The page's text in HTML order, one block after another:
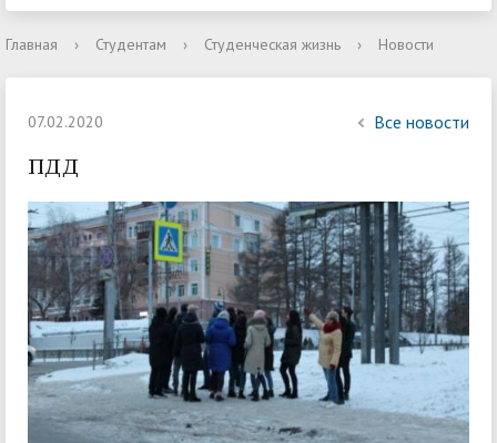
Главная › Студентам › Студенческая жизнь › Новости
07.02.2020 Все новости
ПДД